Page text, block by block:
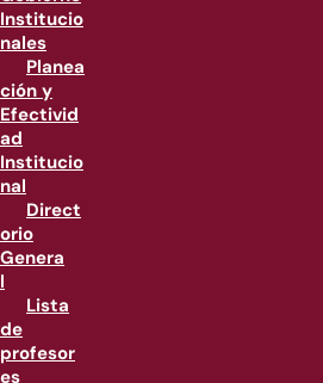
Institucio
nales
Planea
ción y
Efectivid
ad
Institucio
nal
Direct
orio
Genera
l
Lista
de
profesor
es